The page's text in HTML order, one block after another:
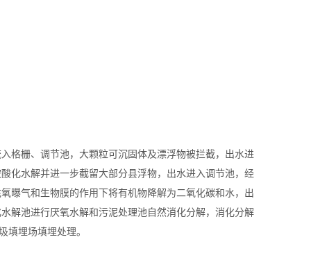
格栅、调节池，大颗粒可沉固体及漂浮物被拦截，出水进
化水解并进一步截留大部分县浮物，出水进入调节池，经
曝气和生物膜的作用下将有机物降解为二氧化碳和水，出
解池进行厌氧水解和污泥处理池自然消化分解，消化分解
填埋场填埋处理。